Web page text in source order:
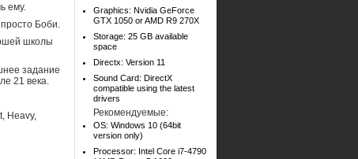
ему.
Боби.
школы
задание
21 века.
Heavy,
Graphics: Nvidia GeForce
GTX 1050 or AMD R9 270X
Storage: 25 GB available
space
Directx: Version 11
Sound Card: DirectX
compatible using the latest
drivers
Рекомендуемые:
OS: Windows 10 (64bit
version only)
Processor: Intel Core i7-4790